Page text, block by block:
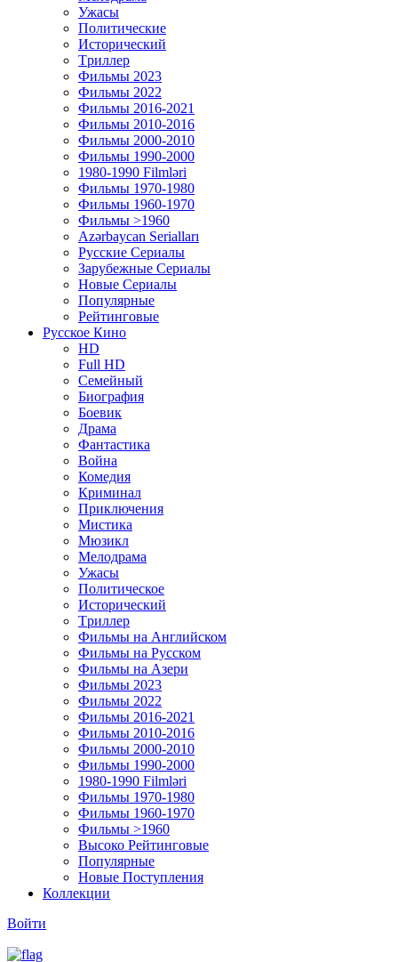
Ужасы
Политические
Исторический
Tриллер
Фильмы 2023
Фильмы 2022
Фильмы 2016-2021
Фильмы 2010-2016
Фильмы 2000-2010
Фильмы 1990-2000
1980-1990 Filmləri
Фильмы 1970-1980
Фильмы 1960-1970
Фильмы >1960
Azərbaycan Serialları
Русские Сериалы
Зарубежные Сериалы
Новые Сериалы
Популярные
Рейтинговые
Русское Кино
HD
Full HD
Семейный
Биография
Боевик
Драма
Фантастика
Война
Комедия
Криминал
Приключения
Мистика
Мюзикл
Мелодрама
Ужасы
Политическое
Исторический
Tриллер
Фильмы на Английском
Фильмы на Русском
Фильмы на Азери
Фильмы 2023
Фильмы 2022
Фильмы 2016-2021
Фильмы 2010-2016
Фильмы 2000-2010
Фильмы 1990-2000
1980-1990 Filmləri
Фильмы 1970-1980
Фильмы 1960-1970
Фильмы >1960
Высоко Рейтинговые
Популярные
Новые Поступления
Коллекции
Войти